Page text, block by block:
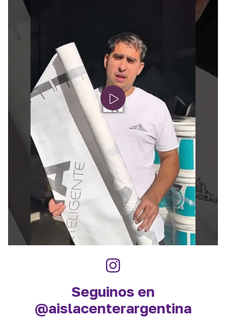
Seguinos en
@aislacenterargentina